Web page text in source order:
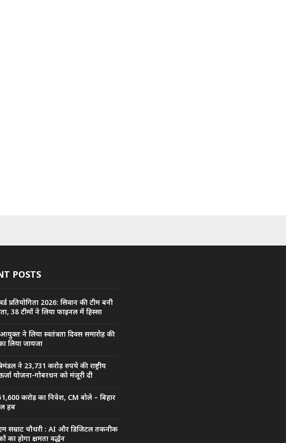
POSTS
प्रतियोगिता 2026: सिवान की टीम बनी
38 टीमों ने लिया फाइनल में हिस्सा
ने लिया स्वतंत्रता दिवस समारोह की
लिया जायजा
ने 23,731 करोड़ रुपये की राष्ट्रीय
योजना-गोबरधन को मंजूरी दी
करोड़ का निवेश, CM बोले – बिहार
हब
सम्राट चौधरी : AI और डिजिटल तकनीक
का होगा क्षमता वर्द्धन